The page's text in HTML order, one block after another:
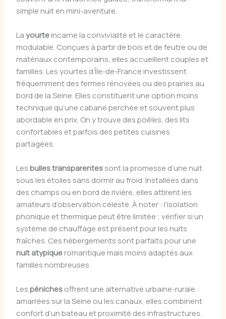
simple nuit en mini-aventure.
Layourteincarne la convivialité et le caractère
modulable. Conçues à partir de bois et de feutre ou de
matériaux contemporains, elles accueillent couples et
familles. Les yourtes d’Île-de-France investissent
fréquemment des fermes rénovées ou des prairies au
bord de la Seine. Elles constituent une option moins
technique qu’une cabane perchée et souvent plus
abordable en prix. On y trouve des poêles, des lits
confortables et parfois des petites cuisines
partagées.
Lesbulles transparentessont la promesse d’une nuit
sous les étoiles sans dormir au froid. Installées dans
des champs ou en bord de rivière, elles attirent les
amateurs d’observation céleste. À noter : l’isolation
phonique et thermique peut être limitée ; vérifier si un
système de chauffage est présent pour les nuits
fraîches. Ces hébergements sont parfaits pour une
nuit atypiqueromantique mais moins adaptés aux
familles nombreuses.
Lespénichesoffrent une alternative urbaine-rurale :
amarrées sur la Seine ou les canaux, elles combinent
confort d’un bateau et proximité des infrastructures.